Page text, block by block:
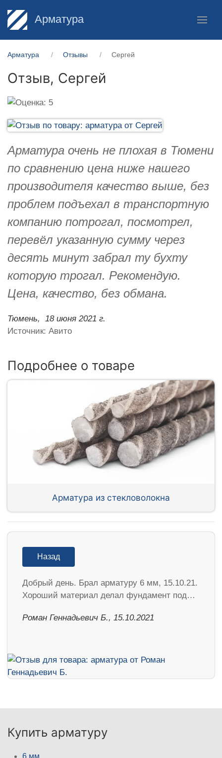
Арматура
Арматура Отзывы Сергей
Отзыв, Сергей
Арматура очень не плохая в Тюмени
по сравнению цена ниже нашего
производителя качество выше, без
проблем подъехал в транспортную
компанию потрогал, посмотрел,
перевёл указанную сумму через
десять минут забрал ту бухту
которую трогал. Рекомендую.
Цена, качество, без обмана.
Тюмень,
18 июня 2021 г.
Источник: Авито
Подробнее о товаре
Арматура из стекловолокна
Назад
Добрый день. Брал арматуру 6 мм, 15.10.21.
Хороший материал делал фундамент под…
Роман Геннадьевич Б., 15.10.2021
Купить арматуру
6 мм